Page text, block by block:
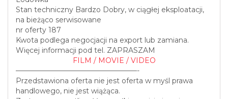
Stan techniczny Bardzo Dobry, w ciągłej eksploatacji,
na bieżąco serwisowane
nr oferty 187
Kwota podlega negocjacji na export lub zamiana.
Więcej informacji pod tel. ZAPRASZAM
FILM / MOVIE / VIDEO
—————————————————-
Przedstawiona oferta nie jest oferta w myśl prawa
handlowego, nie jest wiążąca.